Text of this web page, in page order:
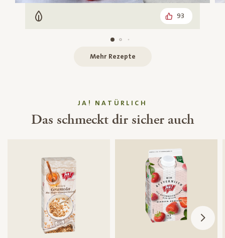
Vegetarisch 93
Mehr Rezepte
JA! NATÜRLICH
Das schmeckt dir sicher auch